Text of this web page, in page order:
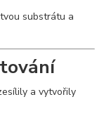
substrátu a
a vytvořily